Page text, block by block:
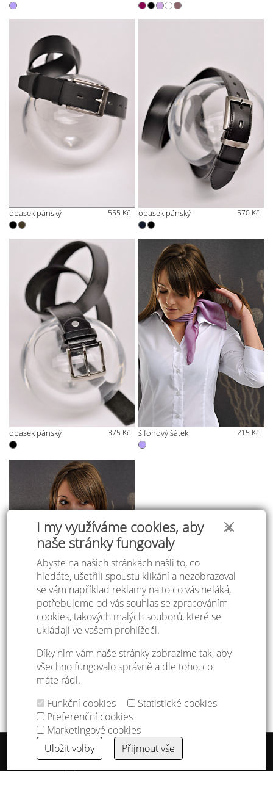
✕
I my využíváme cookies, aby
naše stránky fungovaly
Abyste na našich stránkách našli to, co
hledáte, ušetřili spoustu klikání a nezobrazoval
se vám například reklamy na to co vás neláká,
potřebujeme od vás souhlas se zpracováním
cookies, takových malých souborů, které se
ukládají ve vašem prohlížeči.
Díky nim vám naše stránky zobrazíme tak, aby
všechno fungovalo správně a dle toho, co
máte rádi.
Funkční cookies
Statistické cookies
Preferenční cookies
Marketingové cookies
Uložit volby
Přijmout vše
opasek pánský 555 Kč opasek pánský 570 Kč
opasek pánský 375 Kč šifonový šátek 215 Kč
kravatošátek 320 Kč Číšnický nůž
Tabulka velikostí
Doprava a platba